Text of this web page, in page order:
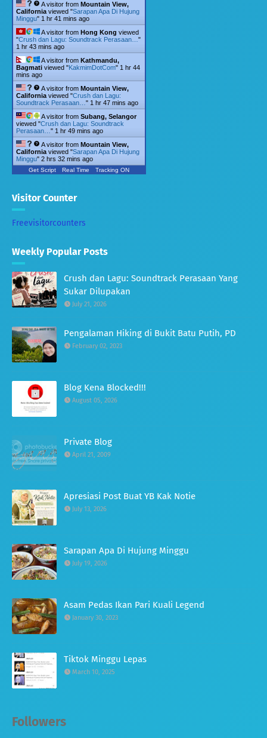
A visitor from Mountain View,
Californiaviewed "Sarapan Apa Di Hujung
Minggu" 1 hr 41 mins ago
A visitor from Hong Kong viewed
"Crush dan Lagu: Soundtrack Perasaan…"
1 hr 43 mins ago
A visitor from Kathmandu,
Bagmati viewed "KakmimDotCom" 1 hr 44
mins ago
A visitor from Mountain View,
Californiaviewed "Crush dan Lagu:
Soundtrack Perasaan…" 1 hr 47 mins ago
A visitor from Subang, Selangor
viewed "Crush dan Lagu: Soundtrack
Perasaan…" 1 hr 49 mins ago
A visitor from Mountain View,
Californiaviewed "Sarapan Apa Di Hujung
Minggu" 2 hrs 32 mins ago
Get Script Real Time Tracking ON
Visitor Counter
Freevisitorcounters
Weekly Popular Posts
Crush dan Lagu: Soundtrack Perasaan Yang
Sukar Dilupakan
July 21, 2026
Pengalaman Hiking di Bukit Batu Putih, PD
February 02, 2023
Blog Kena Blocked!!!
August 05, 2026
Private Blog
April 21, 2009
Apresiasi Post Buat YB Kak Notie
July 13, 2026
Sarapan Apa Di Hujung Minggu
July 19, 2026
Asam Pedas Ikan Pari Kuali Legend
January 30, 2023
Tiktok Minggu Lepas
March 10, 2025
Followers